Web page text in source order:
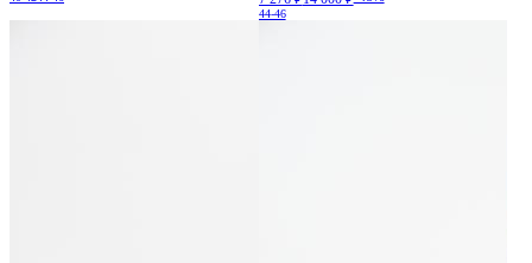
44-46